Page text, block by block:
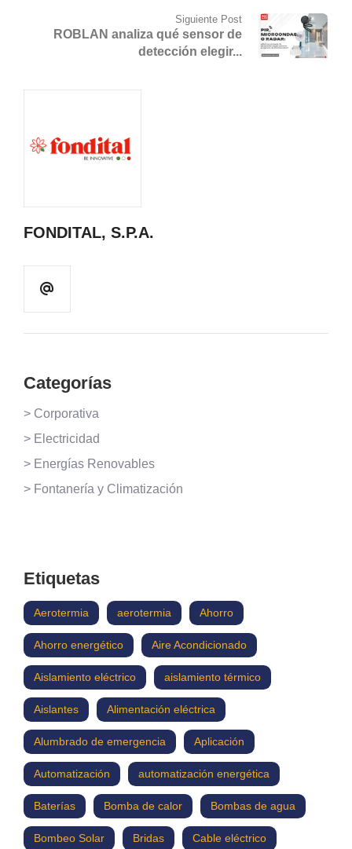
Siguiente Post
ROBLAN analiza qué sensor de
detección elegir...
FONDITAL, S.P.A.
Categorías
> Corporativa
> Electricidad
> Energías Renovables
> Fontanería y Climatización
Etiquetas
Aerotermia aerotermia Ahorro
Ahorro energético Aire Acondicionado
Aislamiento eléctrico aislamiento térmico
Aislantes Alimentación eléctrica
Alumbrado de emergencia Aplicación
Automatización automatización energética
Baterías Bomba de calor Bombas de agua
Bombeo Solar Bridas Cable eléctrico